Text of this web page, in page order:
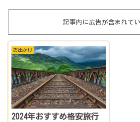
記事内に広告が含まれてい
お出かけ
2024年おすすめ格安旅行